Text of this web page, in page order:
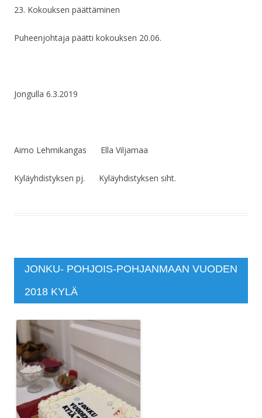
23. Kokouksen päättäminen
Puheenjohtaja päätti kokouksen 20.06.
Jongulla 6.3.2019
Aimo Lehmikangas Ella Viljamaa
Kyläyhdistyksen pj. Kyläyhdistyksen siht.
JONKU- POHJOIS-POHJANMAAN VUODEN
2018 KYLÄ